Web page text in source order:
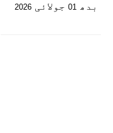
بدھ 01 جولائی 2026